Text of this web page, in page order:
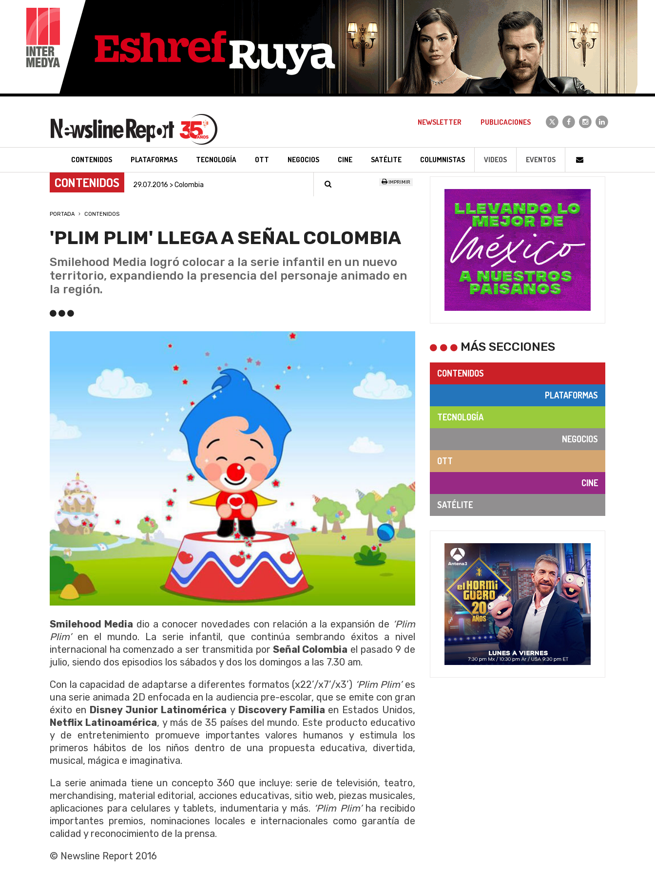
NEWSLETTER PUBLICACIONES
CONTENIDOS PLATAFORMAS TECNOLOGÍA OTT NEGOCIOS CINE SATÉLITE COLUMNISTAS VIDEOS EVENTOS
CONTENIDOS 29.07.2016 > Colombia IMPRIMIR
PORTADA CONTENIDOS
'PLIM PLIM' LLEGA A SEÑAL COLOMBIA
Smilehood Media logró colocar a la serie infantil en un nuevo
territorio, expandiendo la presencia del personaje animado en
la región.
Smilehood Media dio a conocer novedades con relación a la expansión de ‘Plim
Plim’en el mundo. La serie infantil, que continúa sembrando éxitos a nivel
internacional ha comenzado a ser transmitida por Señal Colombia el pasado 9 de
julio, siendo dos episodios los sábados y dos los domingos a las 7.30 am.
Con la capacidad de adaptarse a diferentes formatos (x22’/x7’/x3’) ‘Plim Plim’es
una serie animada 2D enfocada en la audiencia pre-escolar, que se emite con gran
éxito en Disney Junior Latinomérica y Discovery Familia en Estados Unidos,
Netflix Latinoamérica, y más de 35 países del mundo. Este producto educativo
y de entretenimiento promueve importantes valores humanos y estimula los
primeros hábitos de los niños dentro de una propuesta educativa, divertida,
musical, mágica e imaginativa.
La serie animada tiene un concepto 360 que incluye: serie de televisión, teatro,
merchandising, material editorial, acciones educativas, sitio web, piezas musicales,
aplicaciones para celulares y tablets, indumentaria y más. ‘Plim Plim’ha recibido
importantes premios, nominaciones locales e internacionales como garantía de
calidad y reconocimiento de la prensa.
© Newsline Report 2016
MÁS SECCIONES
CONTENIDOS
PLATAFORMAS
TECNOLOGÍA
NEGOCIOS
OTT
CINE
SATÉLITE